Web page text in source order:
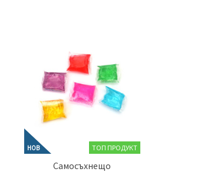
НОВ ТОП ПРОДУКТ
Самосъхнещо